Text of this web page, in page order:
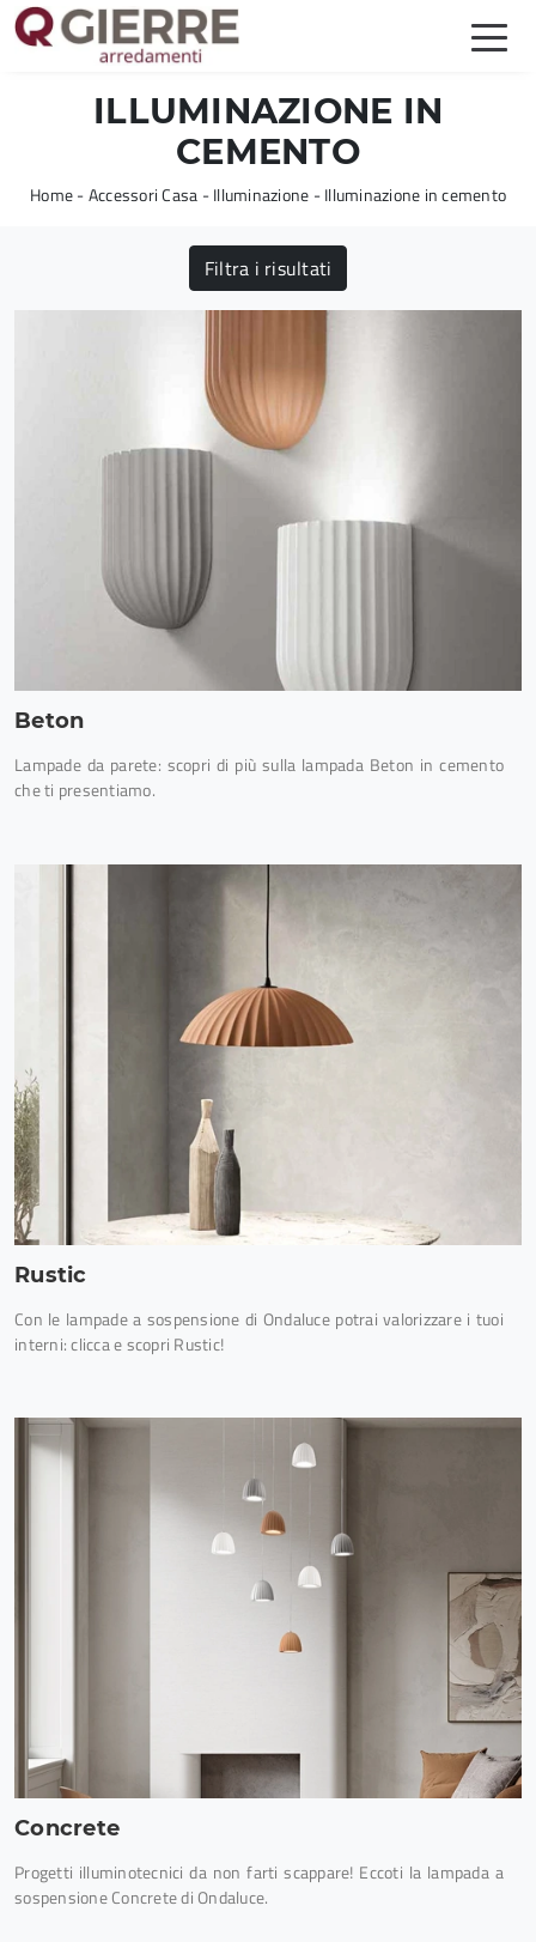
ILLUMINAZIONE IN
CEMENTO
Home-Accessori Casa -Illuminazione -Illuminazione in cemento
Filtra i risultati
Beton
Lampade da parete: scopri di più sulla lampada Beton in cemento
che ti presentiamo.
Rustic
Con le lampade a sospensione di Ondaluce potrai valorizzare i tuoi
interni: clicca e scopri Rustic!
Concrete
Progetti illuminotecnici da non farti scappare! Eccoti la lampada a
sospensione Concrete di Ondaluce.